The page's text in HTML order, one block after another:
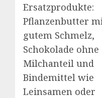
Ersatzprodukte:
Pflanzenbutter
gutem Schmelz,
Schokolade ohne
Milchanteil und
Bindemittel wie
Leinsamen oder